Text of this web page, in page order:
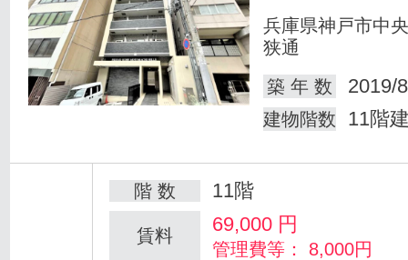
兵庫県神戸市中
狭通
築 年 数
2019/
建物階数 11階
階 数 11階
賃料 69,000 円
管理費等： 8,000円